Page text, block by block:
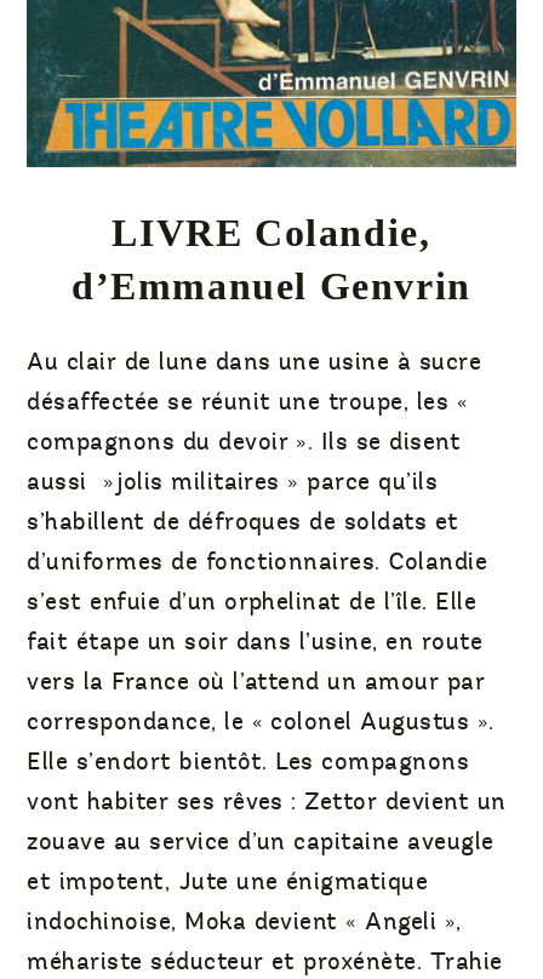
LIVRE Colandie,
d’Emmanuel Genvrin
Au clair de lune dans une usine à sucre
désaffec­tée se réunit une troupe, les «
compagnons du devoir ». Ils se disent
aussi »jolis militaires » parce qu’ils
s’habillent de défroques de soldats et
d’uniformes de fonctionnaires. Colandie
s’est enfuie d’un orphelinat de l’île. Elle
fait étape un soir dans l’usine, en route
vers la France où l’attend un amour par
correspondance, le « co­lonel Augustus ».
Elle s’endort bientôt. Les compagnons
vont habiter ses rêves : Zettor de­vient un
zouave au service d’un capitaine aveugle
et impotent, Jute une énigmatique
indochinoise, Moka devient « Angeli »,
méhariste séducteur et proxénète. Trahie